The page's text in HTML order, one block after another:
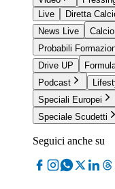
Live
Diretta
News Live
Calcio
Probabili
Drive UP
Podcast
Speciali Europei
Speciale Scudetti
Seguici anche su